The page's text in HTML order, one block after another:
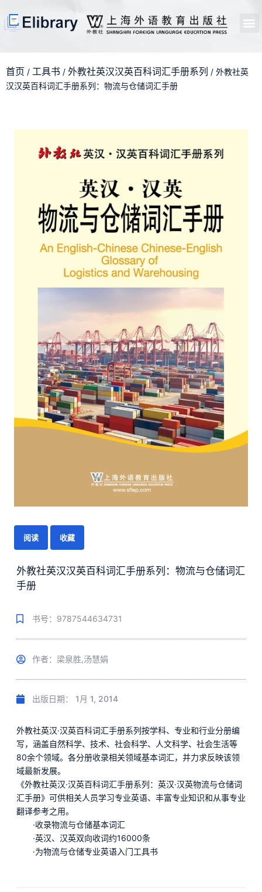
首页 / 工具书 / 外教社英汉汉英百科词汇手册系列 / 外教社英
汉汉英百科词汇手册系列：物流与仓储词汇手册
阅读 收藏
外教社英汉汉英百科词汇手册系列：物流与仓储词汇
手册
书号：9787544634731
作者：梁泉胜,汤慧娟
出版日期： 1月 1, 2014
外教社英汉·汉英百科词汇手册系列按学科、专业和行业分册编
写，涵盖自然科学、技术、社会科学、人文科学、社会生活等
80余个领域。各分册收录相关领域基本词汇，并力求反映该领
域最新发展。
《外教社英汉·汉英百科词汇手册系列：英汉·汉英物流与仓储词
汇手册》可供相关人员学习专业英语、丰富专业知识和从事专业
翻译参考之用。
·收录物流与仓储基本词汇
·英汉、汉英双向收词约16000条
·为物流与仓储专业英语入门工具书